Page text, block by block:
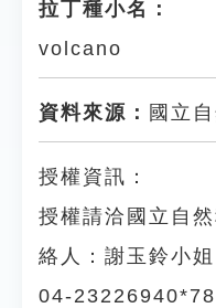
拉丁種小名：
volcano
資料來源： 國立
授權資訊：
授權請洽國立自
絡人：謝玉鈴小姐
04-